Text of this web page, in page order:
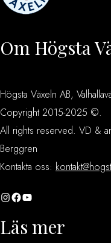
Om Högsta
Högsta Växeln AB,
Copyright 2015-2025 ©.
All rights reserved. VD &
Berggren
Kontakta oss:
InstagramFacebook YouTube
Läs mer